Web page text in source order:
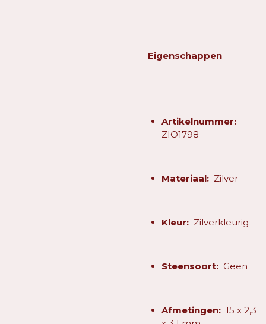
Eigenschappen
Artikelnummer:
ZIO1798
Materiaal: Zilver
Kleur: Zilverkleurig
Steensoort: Geen
Afmetingen:15 x 2,3